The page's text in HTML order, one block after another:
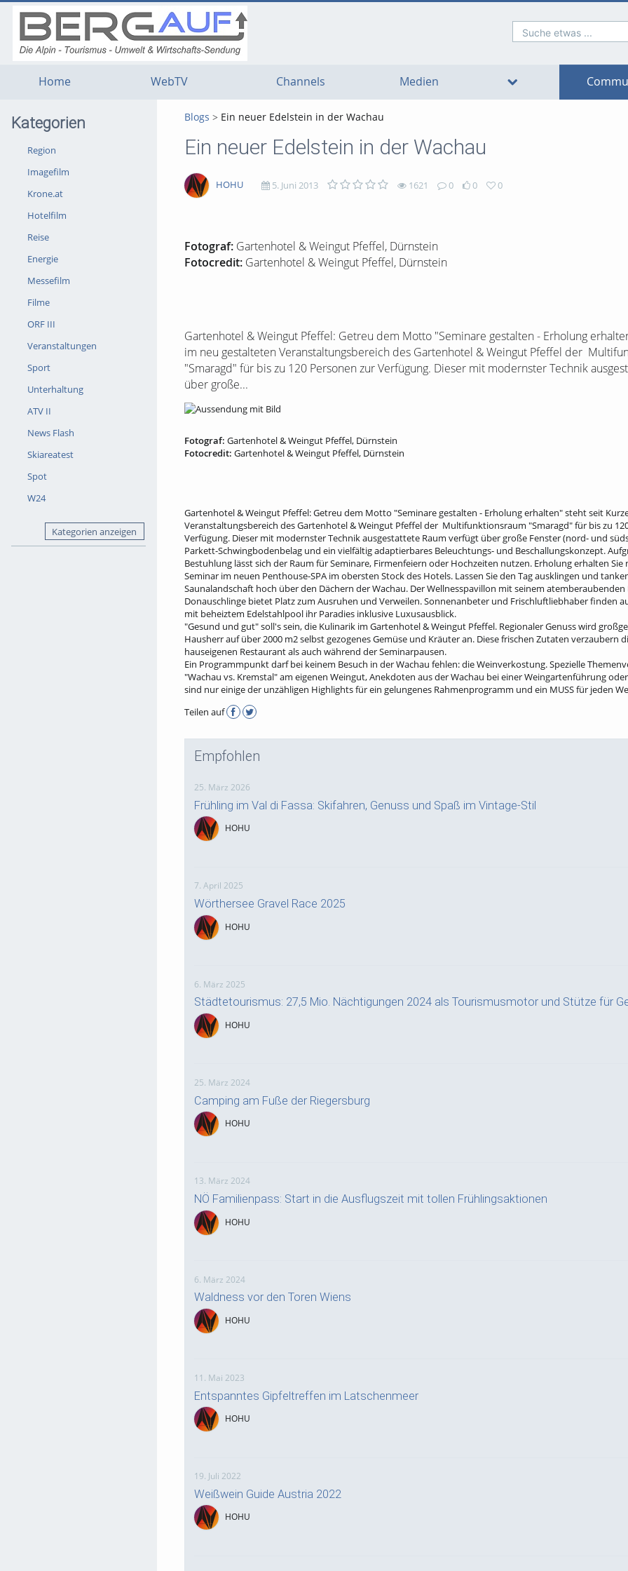
Suche etwas ...
Home WebTV Channels Medien
Kategorien
Region
Imagefilm
Krone.at
Hotelfilm
Reise
Energie
Messefilm
Filme
ORF III
Veranstaltungen
Sport
Unterhaltung
ATV II
News Flash
Skiareatest
Spot
W24
Kategorien anzeigen
Blogs Ein neuer Edelstein in der Wachau
Ein neuer Edelstein in der Wachau
HOHU 5. Juni 2013 1621 0
Kommentare
0 0
favoritesFotograf: Gartenhotel & Weingut Pfeffel, Dürnstein
Fotocredit: Gartenhotel & Weingut Pfeffel, Dürnstein
Gartenhotel & Weingut Pfeffel: Getreu dem Motto "Seminare gestalten - Erholung
im neu gestalteten Veranstaltungsbereich des Gartenhotel & Weingut Pfeffel der
"Smaragd" für bis zu 120 Personen zur Verfügung. Dieser mit modernster Technik
über große...
Fotograf: Gartenhotel & Weingut Pfeffel, Dürnstein
Fotocredit: Gartenhotel & Weingut Pfeffel, Dürnstein
Gartenhotel & Weingut Pfeffel: Getreu dem Motto "Seminare gestalten - Erholung erhalten" steht seit
Veranstaltungsbereich des Gartenhotel & Weingut Pfeffel der Multifunktionsraum "Smaragd" für bis zu
Verfügung. Dieser mit modernster Technik ausgestattete Raum verfügt über große Fenster (nord- und
Parkett-Schwingbodenbelag und ein vielfältig adaptierbares Beleuchtungs- und Beschallungskonzept.
Bestuhlung lässt sich der Raum für Seminare, Firmenfeiern oder Hochzeiten nutzen. Erholung erhalten Sie
Seminar im neuen Penthouse-SPA im obersten Stock des Hotels. Lassen Sie den Tag ausklingen und
Saunalandschaft hoch über den Dächern der Wachau. Der Wellnesspavillon mit seinem atemberaubenden
Donauschlinge bietet Platz zum Ausruhen und Verweilen. Sonnenanbeter und Frischluftliebhaber finden
mit beheiztem Edelstahlpool ihr Paradies inklusive Luxusausblick.
"Gesund und gut" soll's sein, die Kulinarik im Gartenhotel & Weingut Pfeffel. Regionaler Genuss wird
Hausherr auf über 2000 m2 selbst gezogenes Gemüse und Kräuter an. Diese frischen Zutaten verzaubern
hauseigenen Restaurant als auch während der Seminarpausen.
Ein Programmpunkt darf bei keinem Besuch in der Wachau fehlen: die Weinverkostung. Spezielle
"Wachau vs. Kremstal" am eigenen Weingut, Anekdoten aus der Wachau bei einer Weingartenführung
sind nur einige der unzähligen Highlights für ein gelungenes Rahmenprogramm und ein MUSS für jeden
Teilen auf
Empfohlen
25. März 2026
Frühling im Val di Fassa: Skifahren, Genuss und Spaß im Vintage-Stil
HOHU
7. April 2025
Wörthersee Gravel Race 2025
HOHU
6. März 2025
Städtetourismus: 27,5 Mio. Nächtigungen 2024 als Tourismusmotor und Stütze für
HOHU
25. März 2024
Camping am Fuße der Riegersburg
HOHU
13. März 2024
NÖ Familienpass: Start in die Ausflugszeit mit tollen Frühlingsaktionen
HOHU
6. März 2024
Waldness vor den Toren Wiens
HOHU
11. Mai 2023
Entspanntes Gipfeltreffen im Latschenmeer
HOHU
19. Juli 2022
Weißwein Guide Austria 2022
HOHU